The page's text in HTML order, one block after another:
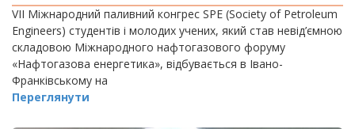
VIІ Міжнародний паливний конгрес SPE (Society of Petroleum
Engineers) студентів і молодих учених, який став невід’ємною
складовою Міжнародного нафтогазового форуму
«Нафтогазова енергетика», відбувається в Івано-
Франківському на
Переглянути